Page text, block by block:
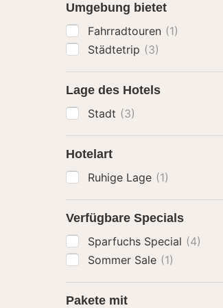
Umgebung bietet
Fahrradtouren (1)
Städtetrip (3)
Lage des Hotels
Stadt (3)
Hotelart
Ruhige Lage (1)
Verfügbare Specials
Sparfuchs Special (4)
Sommer Sale (1)
Pakete mit